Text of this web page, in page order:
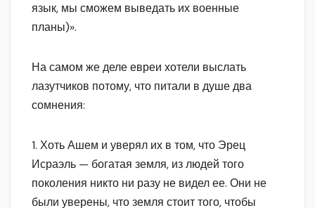
язык, мы сможем выведать их военные
планы)».
На самом же деле евреи хотели выслать
лазутчиков потому, что питали в душе два
сомнения:
1. Хоть Ашем и уверял их в том, что Эрец
Исраэль — богатая земля, из людей того
поколения никто ни разу не видел ее. Они не
были уверены, что земля стоит того, чтобы